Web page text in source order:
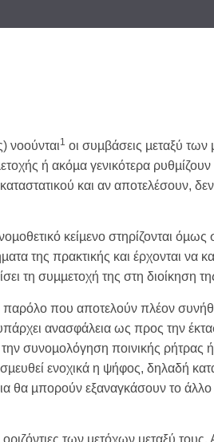
νοούνται1 οι συµβάσεις µεταξύ
ή ακόµα γενικότερα
και αν αποτελέσουν,
κείµενο στηρίζονται όµως
της πρακτικής και έρχονται
τη συµµετοχή της στη διοίκηση της
παρόλο που αποτελούν πλέον
ανασφάλεια ως προς την
συνοµολόγηση ποινικής ρήτρας
ενοχικά η ψήφος, δηλαδή
θα µπορούν εξαναγκάσουν το άλλο